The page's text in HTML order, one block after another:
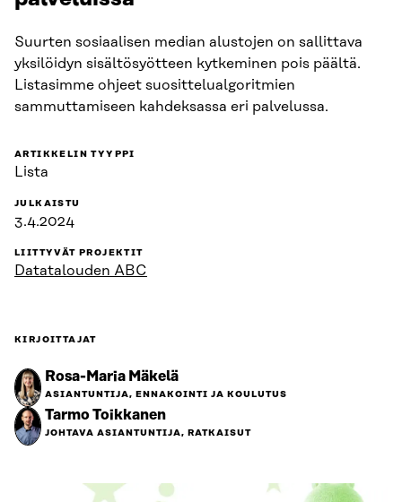
Suurten sosiaalisen median alustojen on sallittava
yksilöidyn sisältösyötteen kytkeminen pois päältä.
Listasimme ohjeet suosittelualgoritmien
sammuttamiseen kahdeksassa eri palvelussa.
ARTIKKELIN TYYPPI
Lista
JULKAISTU
3.4.2024
LIITTYVÄT PROJEKTIT
Datatalouden ABC
KIRJOITTAJAT
Rosa-Maria Mäkelä
ASIANTUNTIJA, ENNAKOINTI JA KOULUTUS
Tarmo Toikkanen
JOHTAVA ASIANTUNTIJA, RATKAISUT